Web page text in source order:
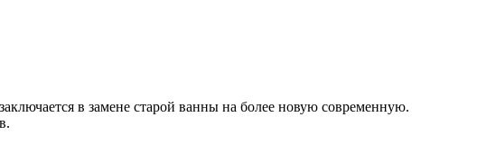
в замене старой ванны на более новую современную.